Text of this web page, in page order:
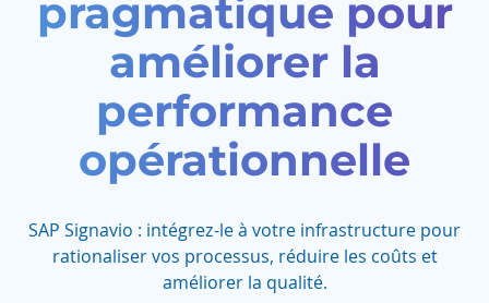
pragmatique pour
améliorer la
performance
opérationnelle
SAP Signavio : intégrez-le à votre infrastructure pour
rationaliser vos processus, réduire les coûts et
améliorer la qualité.